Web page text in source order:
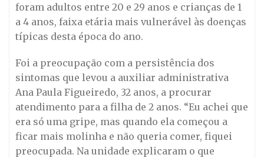
foram adultos entre 20 e 29 anos e crianças de 1
a 4 anos, faixa etária mais vulnerável às doenças
típicas desta época do ano.
Foi a preocupação com a persistência dos
sintomas que levou a auxiliar administrativa
Ana Paula Figueiredo, 32 anos, a procurar
atendimento para a filha de 2 anos. “Eu achei que
era só uma gripe, mas quando ela começou a
ficar mais molinha e não queria comer, fiquei
preocupada. Na unidade explicaram o que